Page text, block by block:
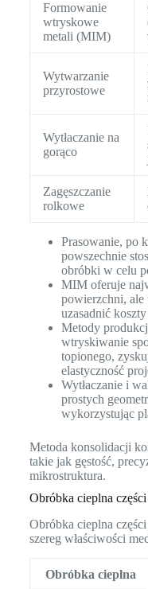
Formowanie
wtryskowe
metali (MIM)
Wytwarzanie
przyrostowe
Wytłaczanie na
gorąco
Zagęszczanie
rolkowe
Prasowanie, po
powszechnie
obróbki w celu
MIM oferuje
powierzchni,
uzasadnić
Metody
wtryskiwanie
topionego,
elastyczność
Wytłaczanie i
prostych
wykorzystując
Metoda konsolidacji
takie jak gęstość,
mikrostruktura.
Obróbka cieplna
Obróbka cieplna
szereg właściwości
Obróbka cieplna